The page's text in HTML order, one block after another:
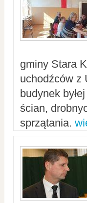
gminy Stara
uchodźców z
budynek
ścian,
sprzątania.